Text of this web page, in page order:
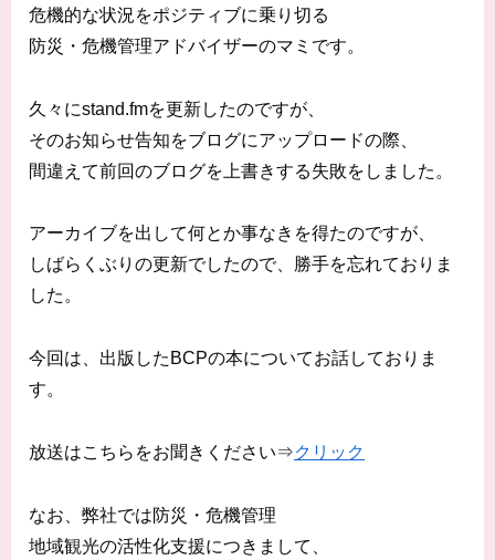
危機的な状況をポジティブに乗り切る
防災・危機管理アドバイザーのマミです。
久々にstand.fmを更新したのですが、
そのお知らせ告知をブログにアップロードの際、
間違えて前回のブログを上書きする失敗をしました。
アーカイブを出して何とか事なきを得たのですが、
しばらくぶりの更新でしたので、勝手を忘れておりま
した。
今回は、出版したBCPの本についてお話しておりま
す。
放送はこちらをお聞きください⇒クリック
なお、弊社では防災・危機管理
地域観光の活性化支援につきまして、